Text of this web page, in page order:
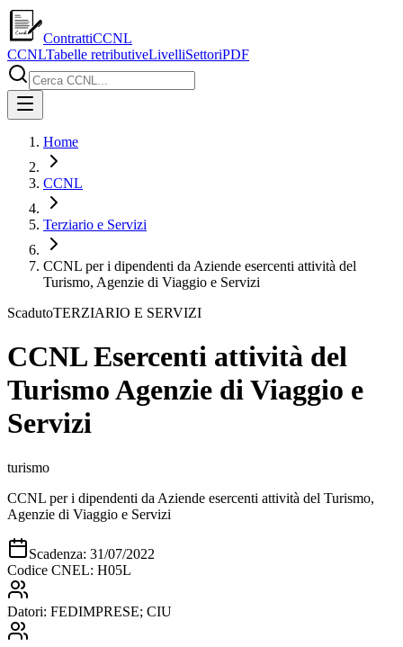
ContrattiCCNL
CCNLTabelle retributiveLivelliSettoriPDF
Home
CCNL
Terziario e Servizi
CCNL per i dipendenti da Aziende esercenti attività del
Turismo, Agenzie di Viaggio e Servizi
ScadutoTERZIARIO E SERVIZI
CCNL Esercenti attività del
Turismo Agenzie di Viaggio e
Servizi
turismo
CCNL per i dipendenti da Aziende esercenti attività del Turismo,
Agenzie di Viaggio e Servizi
Scadenza: 31/07/2022
Codice CNEL: H05L
Datori: FEDIMPRESE; CIU